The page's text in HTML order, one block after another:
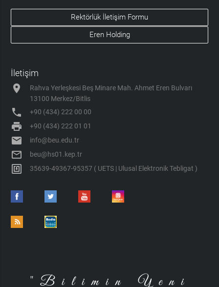
Rektörlük İletişim Formu
Eren Holding
İletişim
location_on
Rahva Yerleşkesi Beş Minare Mah. Ahmet Eren Bulvarı
13100 Merkez/Bitlis
phone +90 (434) 222 00 00
print +90 (434) 222 01 01
mail info@beu.edu.tr
mail_outline beu@hs01.kep.tr
nfc 35639-49367-95357 ( UETS | Ulusal Elektronik Tebligat )
"Bilimin Yeni